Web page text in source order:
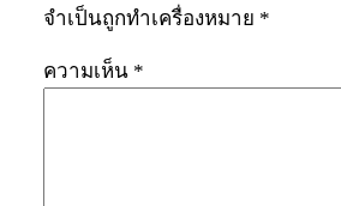
จำเป็นถูกทำเครื่องหมาย *
ความเห็น *